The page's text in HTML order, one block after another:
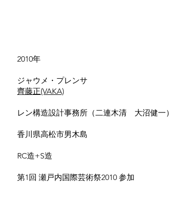
年
ウメ・プレンサ
齊藤正(VAKA)
設計事務所（二連木清 大沼健一）
松市男木島
+S造
瀬戸内国際芸術祭2010 参加